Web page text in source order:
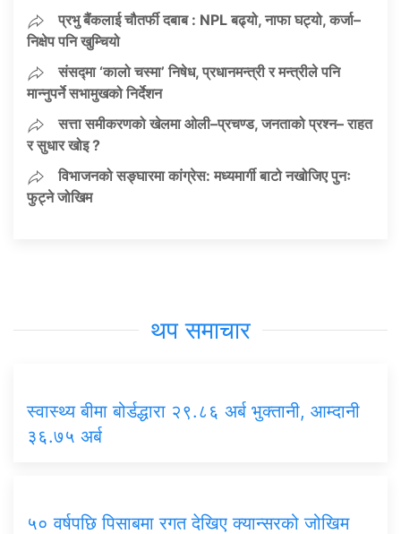
प्रभु बैंकलाई चौतर्फी दबाब : NPL बढ्यो, नाफा घट्यो, कर्जा–
निक्षेप पनि खुम्चियो
संसद्मा ‘कालो चस्मा’ निषेध, प्रधानमन्त्री र मन्त्रीले पनि
मान्नुपर्ने सभामुखको निर्देशन
सत्ता समीकरणको खेलमा ओली–प्रचण्ड, जनताको प्रश्न– राहत
र सुधार खोइ ?
विभाजनको सङ्घारमा कांग्रेस: मध्यमार्गी बाटो नखोजिए पुनः
फुट्ने जोखिम
थप समाचार
स्वास्थ्य बीमा बोर्डद्धारा २९.८६ अर्ब भुक्तानी, आम्दानी
३६.७५ अर्ब
५० वर्षपछि पिसाबमा रगत देखिए क्यान्सरको जोखिम